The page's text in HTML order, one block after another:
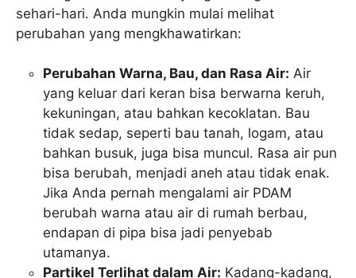
sehari-hari. Anda mungkin mulai melihat
perubahan yang mengkhawatirkan:
Perubahan Warna, Bau, dan Rasa Air: Air
yang keluar dari keran bisa berwarna keruh,
kekuningan, atau bahkan kecoklatan. Bau
tidak sedap, seperti bau tanah, logam, atau
bahkan busuk, juga bisa muncul. Rasa air pun
bisa berubah, menjadi aneh atau tidak enak.
Jika Anda pernah mengalami air PDAM
berubah warna atau air di rumah berbau,
endapan di pipa bisa jadi penyebab
utamanya.
Partikel Terlihat dalam Air: Kadang-kadang,